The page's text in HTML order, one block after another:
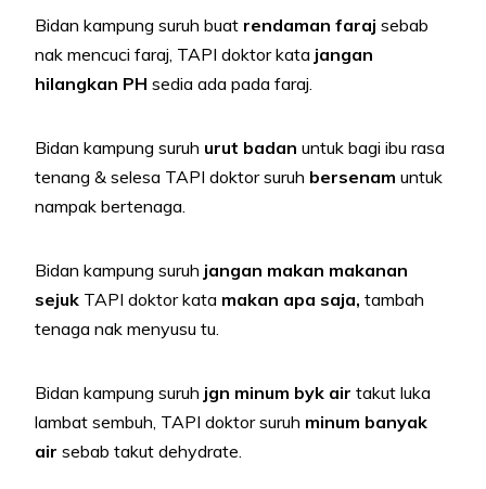
Bidan kampung suruh buat rendaman faraj sebab
nak mencuci faraj, TAPI doktor kata jangan
hilangkan PH sedia ada pada faraj.
Bidan kampung suruh urut badan untuk bagi ibu rasa
tenang & selesa TAPI doktor suruh bersenam untuk
nampak bertenaga.
Bidan kampung suruh jangan makan makanan
sejuk TAPI doktor kata makan apa saja, tambah
tenaga nak menyusu tu.
Bidan kampung suruh jgn minum byk air takut luka
lambat sembuh, TAPI doktor suruh minum banyak
air sebab takut dehydrate.